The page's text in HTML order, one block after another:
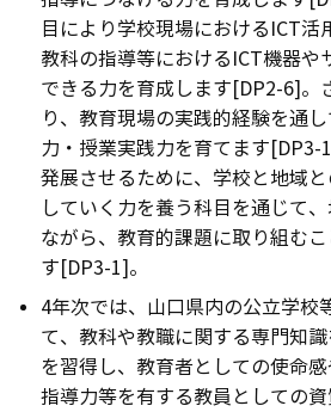
目により学校現場におけるICT活
教科の指導等におけるICT機器や
できる力を育成します[DP2-6]。
り、教育現場の実践的経験を通
力・授業実践力を育てます[DP3-
発展させるために、学校と地域
していく力を養う科目を通じて
ながら、教育的課題に取り組む
す[DP3-1]。
4年次では、山口県内の公立学校
て、教科や教職に関する専門知
を習得し、教育者としての使命
指導力等を有する教員としての